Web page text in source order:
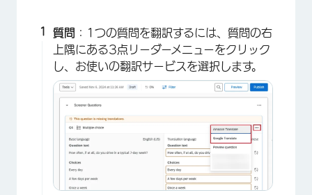
質問 ：1つの質問を翻訳するには、質問の右
上隅にある3点リーダーメニューをクリック
し、お使いの翻訳サービスを選択します。